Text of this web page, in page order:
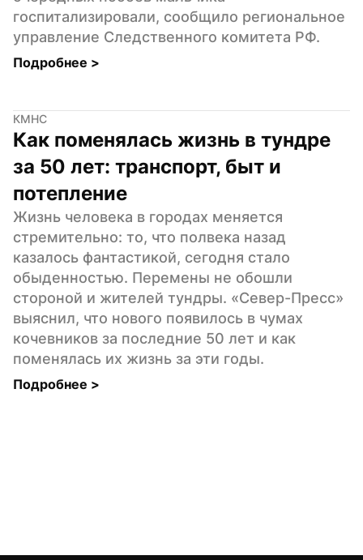
госпитализировали, сообщило региональное
управление Следственного комитета РФ.
Подробнее >
КМНС
Как поменялась жизнь в тундре
за 50 лет: транспорт, быт и
потепление
Жизнь человека в городах меняется
стремительно: то, что полвека назад
казалось фантастикой, сегодня стало
обыденностью. Перемены не обошли
стороной и жителей тундры. «Север-Пресс»
выяснил, что нового появилось в чумах
кочевников за последние 50 лет и как
поменялась их жизнь за эти годы.
Подробнее >